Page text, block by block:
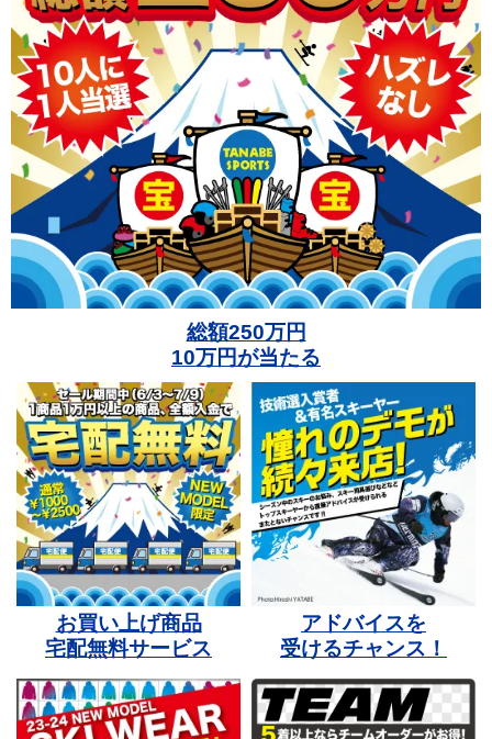
総額250万円
10万円が当たる
お買い上げ商品
宅配無料サービス
アドバイスを
受けるチャンス！